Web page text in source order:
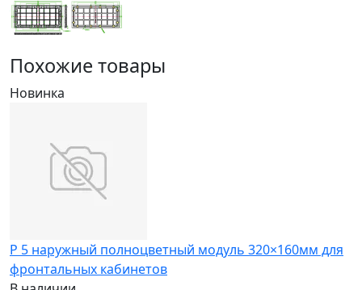
Похожие товары
Новинка
P 5 наружный полноцветный модуль 320×160мм для
фронтальных кабинетов